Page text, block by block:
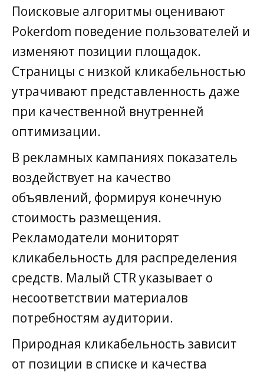
Поисковые алгоритмы оценивают
Pokerdom поведение пользователей и
изменяют позиции площадок.
Страницы с низкой кликабельностью
утрачивают представленность даже
при качественной внутренней
оптимизации.
В рекламных кампаниях показатель
воздействует на качество
объявлений, формируя конечную
стоимость размещения.
Рекламодатели мониторят
кликабельность для распределения
средств. Малый CTR указывает о
несоответствии материалов
потребностям аудитории.
Природная кликабельность зависит
от позиции в списке и качества